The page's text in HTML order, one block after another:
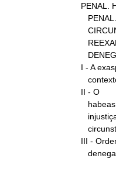
PENAL.
I - A
II - O
III -